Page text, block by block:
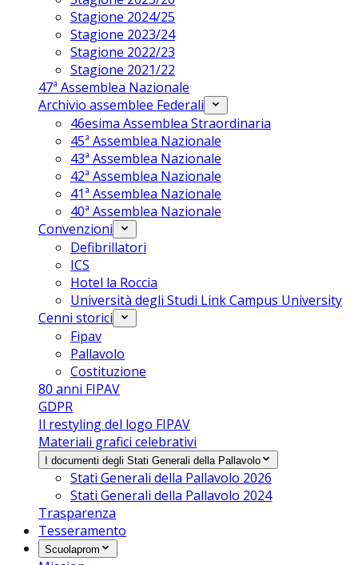
Stagione 2024/25
Stagione 2023/24
Stagione 2022/23
Stagione 2021/22
47ª Assemblea Nazionale
Archivio assemblee Federali
46esima Assemblea Straordinaria
45ª Assemblea Nazionale
43ª Assemblea Nazionale
42ª Assemblea Nazionale
41ª Assemblea Nazionale
40ª Assemblea Nazionale
Convenzioni
Defibrillatori
ICS
Hotel la Roccia
Università degli Studi Link Campus University
Cenni storici
Fipav
Pallavolo
Costituzione
80 anni FIPAV
GDPR
Il restyling del logo FIPAV
Materiali grafici celebrativi
I documenti degli Stati Generali della Pallavolo
Stati Generali della Pallavolo 2026
Stati Generali della Pallavolo 2024
Trasparenza
Tesseramento
Scuolaprom